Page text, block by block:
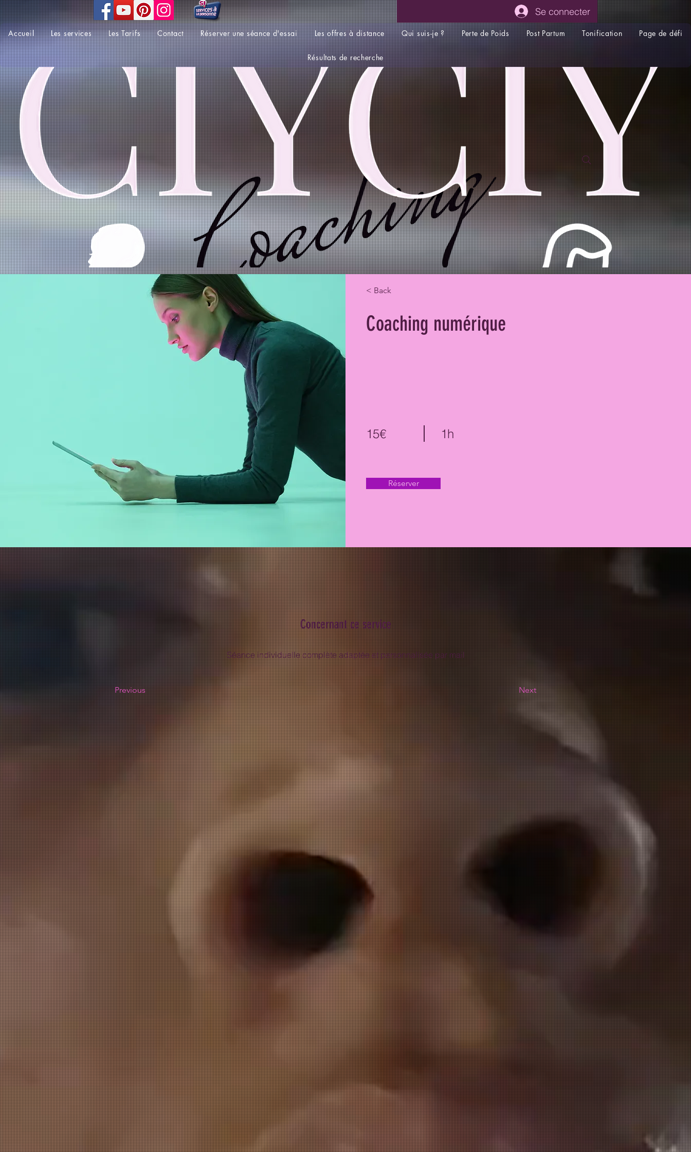
Se connecter
Accueil Les services Les Tarifs Contact Réserver une séance d'essai Les offres à distance Qui suis-je ? Perte de Poids Post Partum Tonification Page de défi
Résultats de recherche
< Back
Coaching numérique
15€ 1h
Réserver
Concernant ce service
Séance individuelle complète adaptée et personnalisée par mail
Previous Next